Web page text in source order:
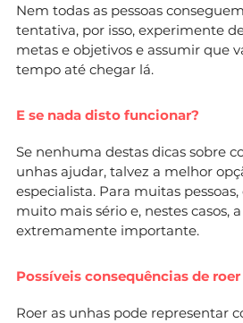
Nem todas as pessoas
tentativa, por isso, experimente
metas e objetivos e assumir que
tempo até chegar lá.
E se nada disto funcionar?
Se nenhuma destas dicas sobre
unhas ajudar, talvez a melhor
especialista. Para muitas
muito mais sério e, nestes casos,
extremamente importante.
Possíveis consequências de roer
Roer as unhas pode representar